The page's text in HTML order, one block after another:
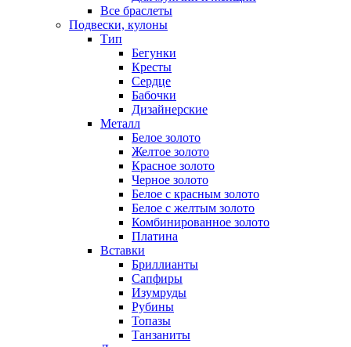
Все браслеты
Подвески, кулоны
Тип
Бегунки
Кресты
Сердце
Бабочки
Дизайнерские
Металл
Белое золото
Желтое золото
Красное золото
Черное золото
Белое с красным золото
Белое с желтым золото
Комбинированное золото
Платина
Вставки
Бриллианты
Сапфиры
Изумруды
Рубины
Топазы
Танзаниты